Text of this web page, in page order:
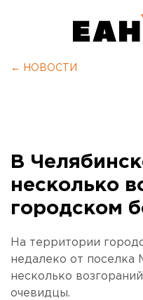
← НОВОСТИ
В
несколько
городском
На территории
недалеко от поселка
несколько
очевидцы.